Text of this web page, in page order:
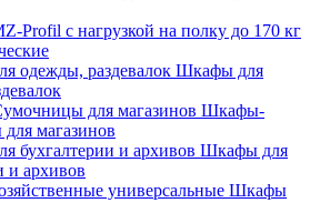
Profil с нагрузкой на полку до 170 кг
Шкафы для
Шкафы-
магазинов
Шкафы для
и архивов
Шкафы